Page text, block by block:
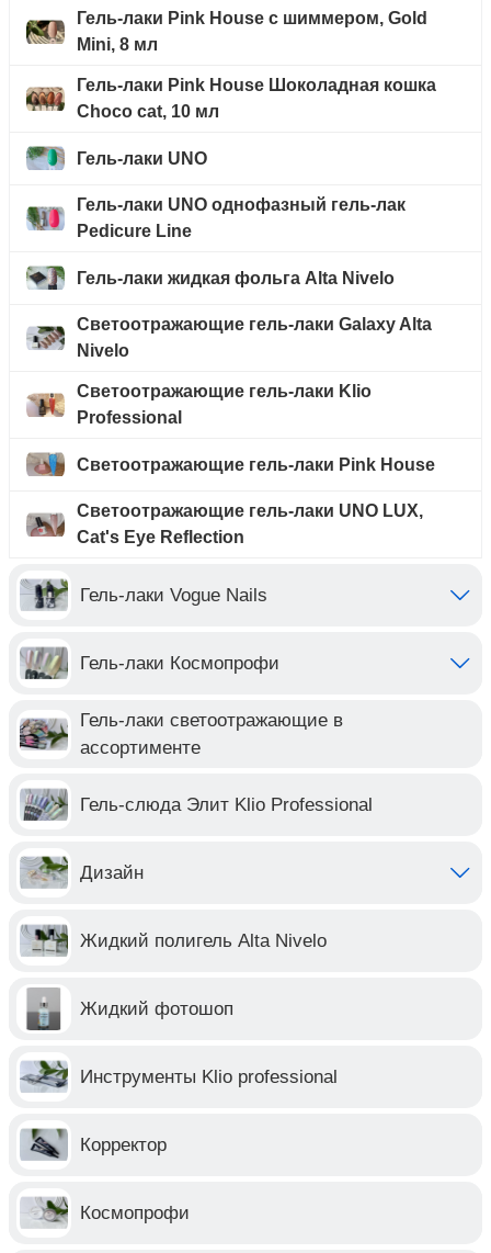
Гель-лаки Pink House с шиммером, Gold
Mini, 8 мл
Гель-лаки Pink House Шоколадная кошка
Choco cat, 10 мл
Гель-лаки UNO
Гель-лаки UNO однофазный гель-лак
Pedicure Line
Гель-лаки жидкая фольга Alta Nivelo
Светоотражающие гель-лаки Galaxy Alta
Nivelo
Светоотражающие гель-лаки Klio
Professional
Светоотражающие гель-лаки Pink House
Светоотражающие гель-лаки UNO LUX,
Cat's Eye Reflection
Гель-лаки Vogue Nails
Гель-лаки Космопрофи
Гель-лаки светоотражающие в
ассортименте
Гель-слюда Элит Klio Professional
Дизайн
Жидкий полигель Alta Nivelo
Жидкий фотошоп
Инструменты Klio professional
Корректор
Космопрофи